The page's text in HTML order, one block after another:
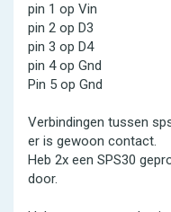
pin 1 op Vin
pin 2 op D3
pin 3 op D4
pin 4 op Gnd
Pin 5 op Gnd
Verbindingen tussen
er is gewoon contact.
Heb 2x een SPS30
door.